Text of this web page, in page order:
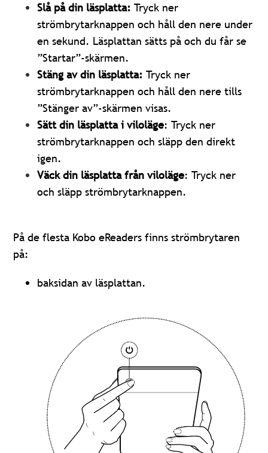
Slå på din läsplatta: Tryck ner
strömbrytarknappen och håll den nere under
en sekund. Läsplattan sätts på och du får se
”Startar”-skärmen.
Stäng av din läsplatta:Tryck ner
strömbrytarknappen och håll den nere tills
”Stänger av”-skärmen visas.
Sätt din läsplatta i viloläge: Tryck ner
strömbrytarknappen och släpp den direkt
igen.
Väck din läsplatta från viloläge: Tryck ner
och släpp strömbrytarknappen.
På de flesta Kobo eReaders finns strömbrytaren
på:
baksidan av läsplattan.